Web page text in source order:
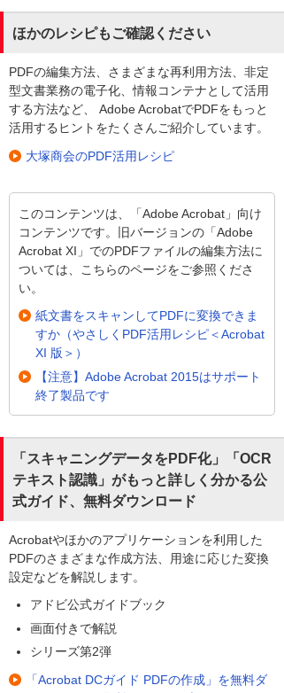
ほかのレシピもご確認ください
PDFの編集方法、さまざまな再利用方法、非定
型文書業務の電子化、情報コンテナとして活用
する方法など、 Adobe AcrobatでPDFをもっと
活用するヒントをたくさんご紹介しています。
大塚商会のPDF活用レシピ
このコンテンツは、「Adobe Acrobat」向け
コンテンツです。旧バージョンの「Adobe
Acrobat XI」でのPDFファイルの編集方法に
ついては、こちらのページをご参照くださ
い。
紙文書をスキャンしてPDFに変換できま
すか（やさしくPDF活用レシピ＜Acrobat
XI 版＞）
【注意】Adobe Acrobat 2015はサポート
終了製品です
「スキャニングデータをPDF化」「OCR
テキスト認識」がもっと詳しく分かる公
式ガイド、無料ダウンロード
Acrobatやほかのアプリケーションを利用した
PDFのさまざまな作成方法、用途に応じた変換
設定などを解説します。
アドビ公式ガイドブック
画面付きで解説
シリーズ第2弾
「Acrobat DCガイド PDFの作成」を無料ダ